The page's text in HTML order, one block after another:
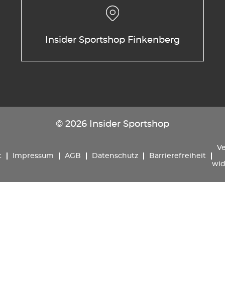
Insider Sportshop Finkenberg
© 2026 Insider Sportshop
Impressum AGB Datenschutz Barrierefreiheit